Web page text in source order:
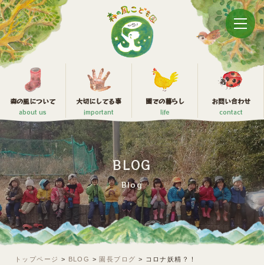
森の風について
about us
大切にしてる事
important
園での暮らし
life
お問い合わせ
contact
BLOG
Blog
トップページ > BLOG > 園長ブログ > コロナ妖精？！